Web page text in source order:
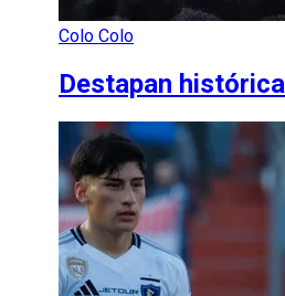
Colo Colo
Destapan